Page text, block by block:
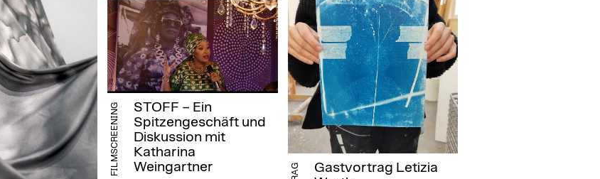
Gastvortrag Letizia
FILMSCREENING
STOFF – Ein
Spitzengeschäft und
Diskussion mit
Katharina
Weingartner